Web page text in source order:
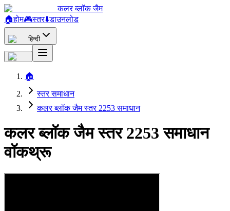
कलर ब्लॉक जैम
🏠होम🎮स्तर⬇️डाउनलोड
हिन्दी
🏠
स्तर समाधान
कलर ब्लॉक जैम स्तर 2253 समाधान
कलर ब्लॉक जैम स्तर 2253 समाधान
वॉकथ्रू